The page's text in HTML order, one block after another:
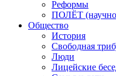
Реформы
ПОЛЁТ
Общество
История
Свободная
Люди
Лицейские